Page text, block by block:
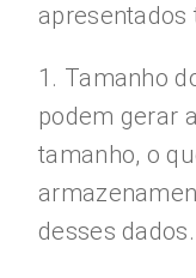
apresentados
1. Tamanho
podem gerar
tamanho, o
desses dados.